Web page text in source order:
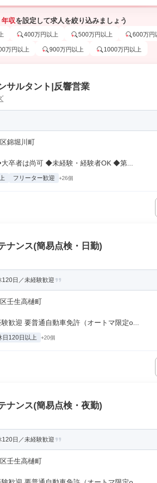
年収を設定して求人を絞り込みましょう
400万円以上 500万円以上 600万円
万円以上 900万円以上 1000万円以上
サルタント|反響営業
錦堀川町
卒者は尚可 ◆未経験・経験者OK ◆第...
フリーター歓迎 +26個
ナンス(簡易点検・日勤)
日／未経験歓迎
壬生高樋町
歓迎 要普通自動車免許（オートマ限定o...
日120日以上 +20個
ナンス(簡易点検・夜勤)
日／未経験歓迎
壬生高樋町